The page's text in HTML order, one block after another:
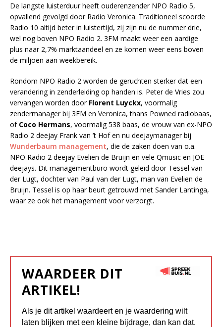
De langste luisterduur heeft ouderenzender NPO Radio 5,
opvallend gevolgd door Radio Veronica. Traditioneel scoorde
Radio 10 altijd beter in luistertijd, zij zijn nu de nummer drie,
wel nog boven NPO Radio 2. 3FM maakt weer een aardige
plus naar 2,7% marktaandeel en ze komen weer eens boven
de miljoen aan weekbereik.
Rondom NPO Radio 2 worden de geruchten sterker dat een
verandering in zenderleiding op handen is. Peter de Vries zou
vervangen worden door Florent Luyckx, voormalig
zendermanager bij 3FM en Veronica, thans Powned radiobaas,
of Coco Hermans, voormalig 538 baas, de vrouw van ex-NPO
Radio 2 deejay Frank van ’t Hof en nu deejaymanager bij
Wunderbaum management, die de zaken doen van o.a.
NPO Radio 2 deejay Evelien de Bruijn en vele Qmusic en JOE
deejays. Dit managementburo wordt geleid door Tessel van
der Lugt, dochter van Paul van der Lugt, man van Evelien de
Bruijn. Tessel is op haar beurt getrouwd met Sander Lantinga,
waar ze ook het management voor verzorgt.
WAARDEER DIT
ARTIKEL!
Als je dit artikel waardeert en je waardering wilt
laten blijken met een kleine bijdrage, dan kan dat.